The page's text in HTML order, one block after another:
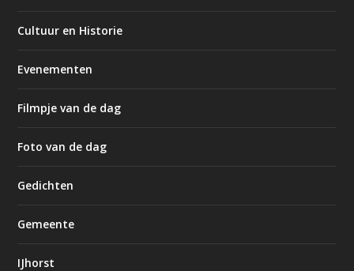
Cultuur en Historie
Evenementen
Filmpje van de dag
Foto van de dag
Gedichten
Gemeente
IJhorst